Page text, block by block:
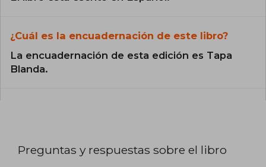
¿Cuál es la encuadernación de este libro?
La encuadernación de esta edición es Tapa
Blanda.
Preguntas y respuestas sobre el libro